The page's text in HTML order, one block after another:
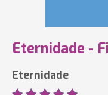
Eternidade -
Eternidade